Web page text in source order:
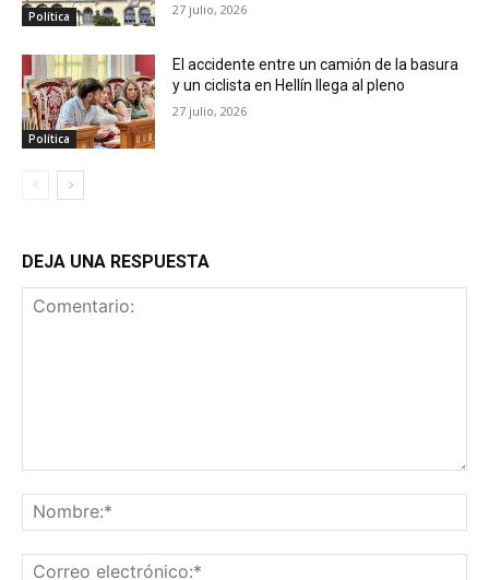
Política 27 julio, 2026
Política
El accidente entre un camión de la basura
y un ciclista en Hellín llega al pleno
27 julio, 2026
DEJA UNA RESPUESTA